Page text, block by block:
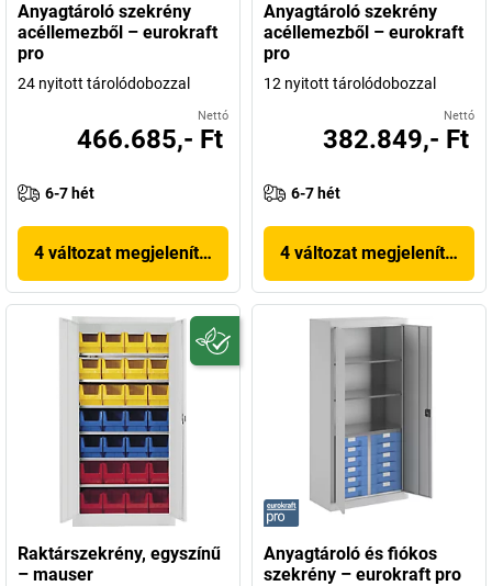
Anyagtároló szekrény
acéllemezből – eurokraft
pro
24 nyitott tárolódobozzal
Nettó
466.685,- Ft
6-7 hét
4 változat megjelenítése
Anyagtároló szekrény
acéllemezből – eurokraft
pro
12 nyitott tárolódobozzal
Nettó
382.849,- Ft
6-7 hét
4 változat megjelenítése
Raktárszekrény, egyszínű
– mauser
Anyagtároló és fiókos
szekrény – eurokraft pro